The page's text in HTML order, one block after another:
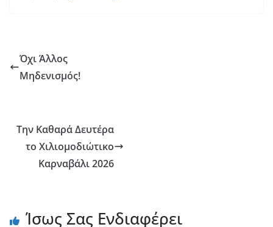
Όχι Άλλος
Μηδενισμός!
Την Καθαρά Δευτέρα
το Χιλιομοδιώτικο
Καρναβάλι 2026
Ίσως Σας Ενδιαφέρει